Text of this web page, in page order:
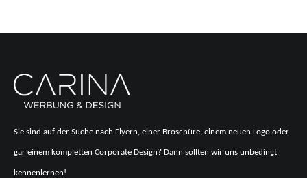
Sie sind auf der Suche nach Flyern, einer Broschüre, einem neuen Logo oder
gar einem kompletten Corporate Design? Dann sollten wir uns unbedingt
kennenlernen!